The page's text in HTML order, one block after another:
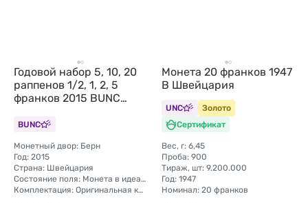
Годовой набор 5, 10, 20
раппенов 1/2, 1, 2, 5
франков 2015 BUNC
жетон медведь
BUNC
Монетный двор: Берн
Год: 2015
Страна: Швейцария
Состояние поля: Монета в идеальной сохранности
Комплектация: Оригинальная комплект монетного двора (футляр, капсула)
Монета 20 франков 1947
B Швейцария
UNC
Золото
Сертификат
Вес, г: 6,45
Проба: 900
Тираж, шт: 9.200.000
Год: 1947
Номинал: 20 франков